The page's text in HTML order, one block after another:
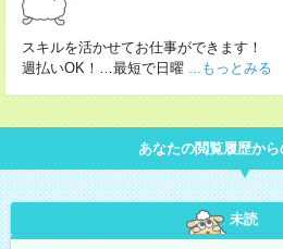
スキルを活かせてお仕事ができます！
週払いOK！…最短で日曜 ...もっとみる
あなたの閲覧履歴から
未読